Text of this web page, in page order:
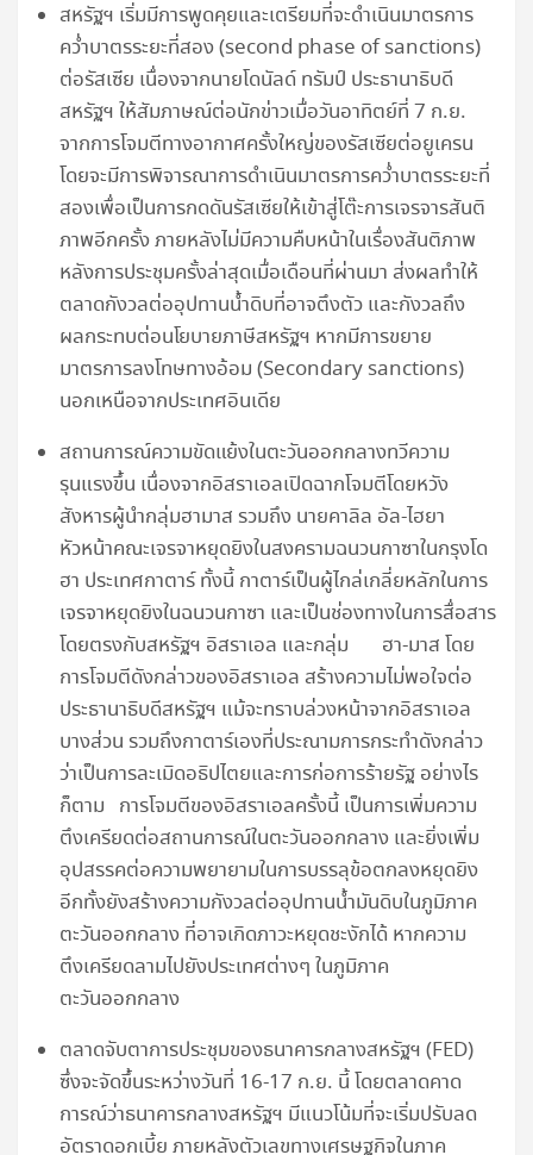
สหรัฐฯ เริ่มมีการพูดคุยและเตรียมที่จะดำเนินมาตรการ
คว่ำบาตรระยะที่สอง (second phase of sanctions)
ต่อรัสเซีย เนื่องจากนายโดนัลด์ ทรัมป์ ประธานาธิบดี
สหรัฐฯ ให้สัมภาษณ์ต่อนักข่าวเมื่อวันอาทิตย์ที่ 7 ก.ย.
จากการโจมตีทางอากาศครั้งใหญ่ของรัสเซียต่อยูเครน
โดยจะมีการพิจารณาการดำเนินมาตรการคว่ำบาตรระยะที่
สองเพื่อเป็นการกดดันรัสเซียให้เข้าสู่โต๊ะการเจรจารสันติ
ภาพอีกครั้ง ภายหลังไม่มีความคืบหน้าในเรื่องสันติภาพ
หลังการประชุมครั้งล่าสุดเมื่อเดือนที่ผ่านมา ส่งผลทำให้
ตลาดกังวลต่ออุปทานน้ำดิบที่อาจตึงตัว และกังวลถึง
ผลกระทบต่อนโยบายภาษีสหรัฐฯ หากมีการขยาย
มาตรการลงโทษทางอ้อม (Secondary sanctions)
นอกเหนือจากประเทศอินเดีย
สถานการณ์ความขัดแย้งในตะวันออกกลางทวีความ
รุนแรงขึ้น เนื่องจากอิสราเอลเปิดฉากโจมตีโดยหวัง
สังหารผู้นำกลุ่มฮามาส รวมถึง นายคาลิล อัล-ไฮยา
หัวหน้าคณะเจรจาหยุดยิงในสงครามฉนวนกาซาในกรุงโด
ฮา ประเทศกาตาร์ ทั้งนี้ กาตาร์เป็นผู้ไกล่เกลี่ยหลักในการ
เจรจาหยุดยิงในฉนวนกาซา และเป็นช่องทางในการสื่อสาร
โดยตรงกับสหรัฐฯ อิสราเอล และกลุ่ม ฮา-มาส โดย
การโจมตีดังกล่าวของอิสราเอล สร้างความไม่พอใจต่อ
ประธานาธิบดีสหรัฐฯ แม้จะทราบล่วงหน้าจากอิสราเอล
บางส่วน รวมถึงกาตาร์เองที่ประณามการกระทำดังกล่าว
ว่าเป็นการละเมิดอธิปไตยและการก่อการร้ายรัฐ อย่างไร
ก็ตาม การโจมตีของอิสราเอลครั้งนี้ เป็นการเพิ่มความ
ตึงเครียดต่อสถานการณ์ในตะวันออกกลาง และยิ่งเพิ่ม
อุปสรรคต่อความพยายามในการบรรลุข้อตกลงหยุดยิง
อีกทั้งยังสร้างความกังวลต่ออุปทานน้ำมันดิบในภูมิภาค
ตะวันออกกลาง ที่อาจเกิดภาวะหยุดชะงักได้ หากความ
ตึงเครียดลามไปยังประเทศต่างๆ ในภูมิภาค
ตะวันออกกลาง
ตลาดจับตาการประชุมของธนาคารกลางสหรัฐฯ (FED)
ซึ่งจะจัดขึ้นระหว่างวันที่ 16-17 ก.ย. นี้ โดยตลาดคาด
การณ์ว่าธนาคารกลางสหรัฐฯ มีแนวโน้มที่จะเริ่มปรับลด
อัตราดอกเบี้ย ภายหลังตัวเลขทางเศรษฐกิจในภาค